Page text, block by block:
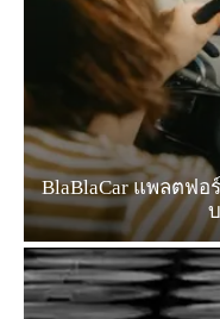
BlaBlaCar แพลตฟ